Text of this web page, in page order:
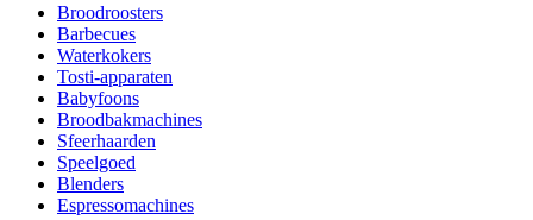
Broodroosters
Barbecues
Waterkokers
Tosti-apparaten
Babyfoons
Broodbakmachines
Sfeerhaarden
Speelgoed
Blenders
Espressomachines